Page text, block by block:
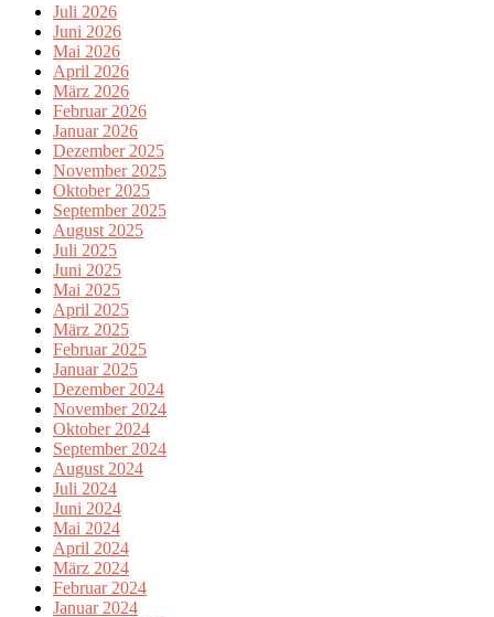
Juli 2026
Juni 2026
Mai 2026
April 2026
März 2026
Februar 2026
Januar 2026
Dezember 2025
November 2025
Oktober 2025
September 2025
August 2025
Juli 2025
Juni 2025
Mai 2025
April 2025
März 2025
Februar 2025
Januar 2025
Dezember 2024
November 2024
Oktober 2024
September 2024
August 2024
Juli 2024
Juni 2024
Mai 2024
April 2024
März 2024
Februar 2024
Januar 2024